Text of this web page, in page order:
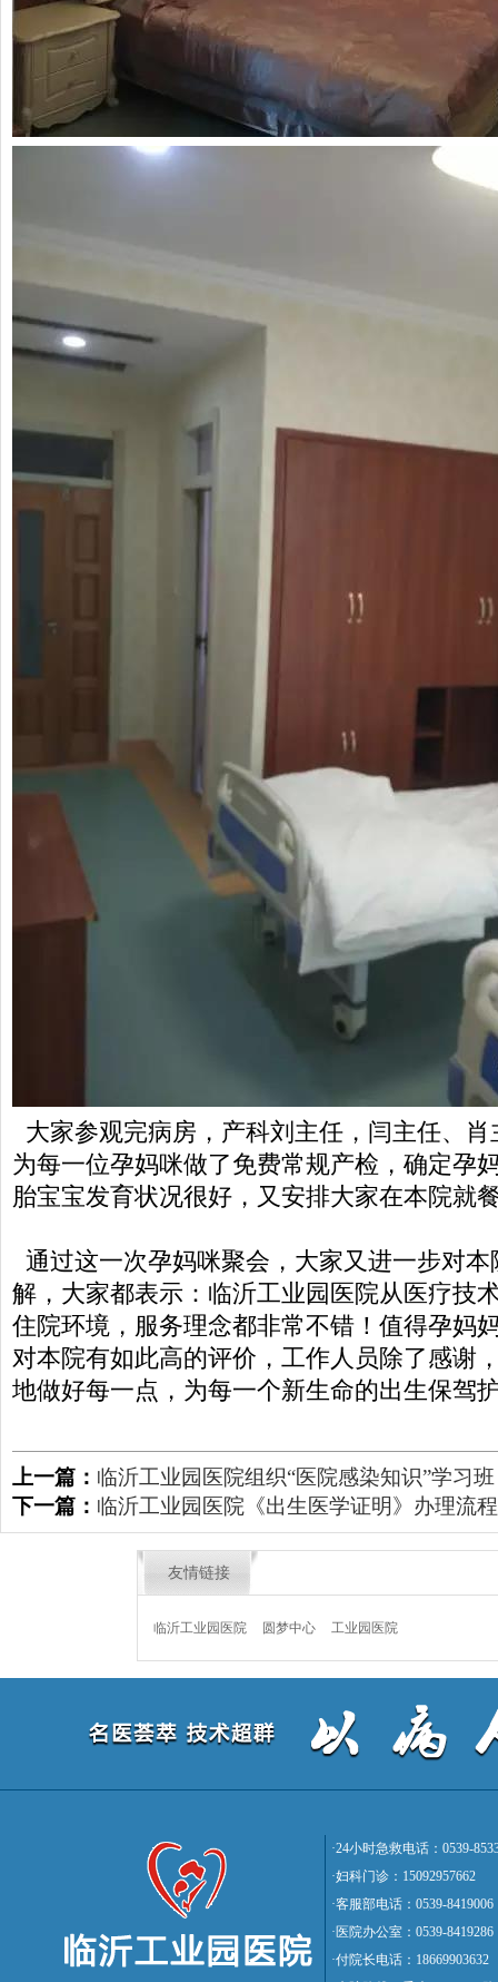
大家参观完病房，产科刘主任，闫主任、
为每一位孕妈咪做了免费常规产检，确定孕
胎宝宝发育状况很好，又安排大家在本院就
通过这一次孕妈咪聚会，大家又进一步对
解，大家都表示：临沂工业园医院从医疗技
住院环境，服务理念都非常不错！值得孕妈
对本院有如此高的评价，工作人员除了感谢
地做好每一点，为每一个新生命的出生保驾
上一篇： 临沂工业园医院组织“医院感染知识”学习班
下一篇： 临沂工业园医院《出生医学证明》办理流
友情链接
临沂工业园医院 圆梦中心 工业园医院
·24小时急救电话：0539-
·妇科门诊：15092957662
·客服部电话：0539-8419006
·医院办公室：0539-8419286
·付院长电话：18669903632